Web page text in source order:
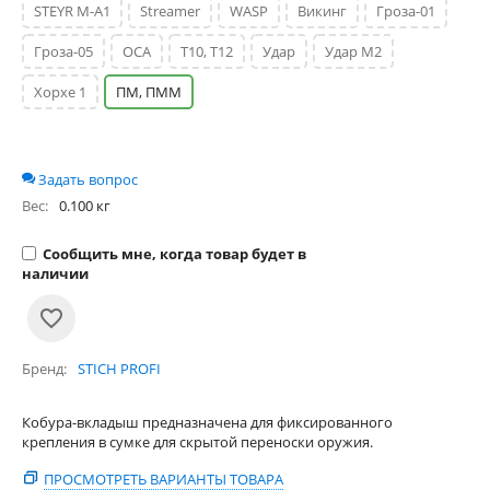
STEYR M-A1
Streamer WASP Викинг Гроза-01
Гроза-05 ОСА Т10, Т12 Удар Удар М2
Хорхе 1 ПМ, ПММ
Задать вопрос
Вес: 0.100 кг
Сообщить мне, когда товар будет в
наличии
Бренд STICH PROFI
Кобура-вкладыш предназначена для фиксированного
крепления в сумке для скрытой переноски оружия.
ПРОСМОТРЕТЬ ВАРИАНТЫ ТОВАРА